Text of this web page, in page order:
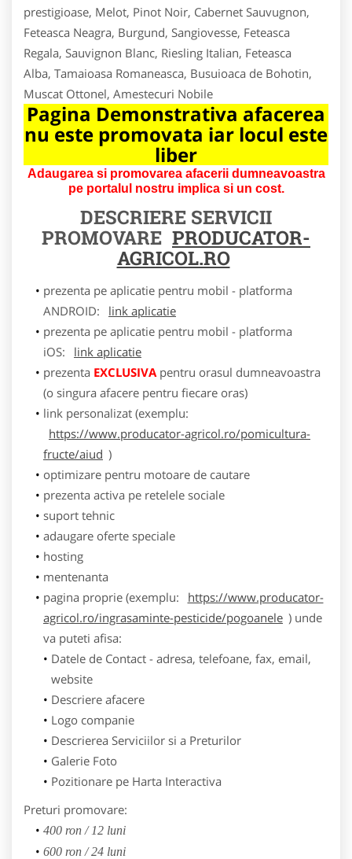
prestigioase, Melot, Pinot Noir, Cabernet Sauvugnon,
Feteasca Neagra, Burgund, Sangiovesse, Feteasca
Regala, Sauvignon Blanc, Riesling Italian, Feteasca
Alba, Tamaioasa Romaneasca, Busuioaca de Bohotin,
Muscat Ottonel, Amestecuri Nobile
Pagina Demonstrativa afacerea
nu este promovata iar locul este
liber
Adaugarea si promovarea afacerii dumneavoastra
pe portalul nostru implica si un cost.
DESCRIERE SERVICII
PROMOVARE PRODUCATOR-
AGRICOL.RO
prezenta pe aplicatie pentru mobil - platforma
ANDROID:
link aplicatie
prezenta pe aplicatie pentru mobil - platforma
iOS:
link aplicatie
prezenta EXCLUSIVApentru orasul dumneavoastra
(o singura afacere pentru fiecare oras)
link personalizat (exemplu:
https://www.producator-agricol.ro/pomicultura-
fructe/aiud )
optimizare pentru motoare de cautare
prezenta activa pe retelele sociale
suport tehnic
adaugare oferte speciale
hosting
mentenanta
pagina proprie (exemplu:
https://www.producator-
agricol.ro/ingrasaminte-pesticide/pogoanele ) unde
va puteti afisa:
Datele de Contact - adresa, telefoane, fax, email,
website
Descriere afacere
Logo companie
Descrierea Serviciilor si a Preturilor
Galerie Foto
Pozitionare pe Harta Interactiva
Preturi promovare:
400 ron / 12 luni
600 ron / 24 luni